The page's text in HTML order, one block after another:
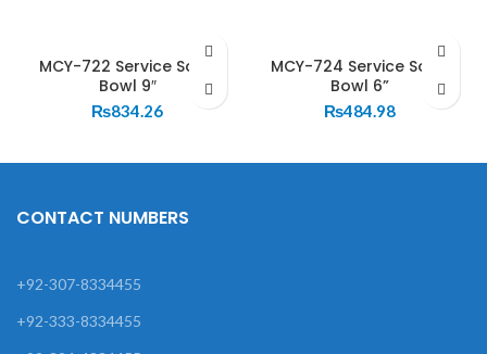
MCY-722 Service Soup
Bowl 9″
₨834.26
MCY-724 Service Soup
Bowl 6”
₨484.98
CONTACT NUMBERS
+92-307-8334455
+92-333-8334455